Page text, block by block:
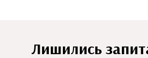
Лишились